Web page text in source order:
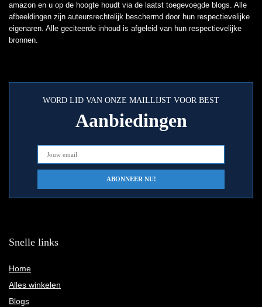
amazon en u op de hoogte houdt via de laatst toegevoegde blogs. Alle
afbeeldingen zijn auteursrechtelijk beschermd door hun respectievelijke
eigenaren. Alle geciteerde inhoud is afgeleid van hun respectievelijke
bronnen.
WORD LID VAN ONZE MAILLIJST VOOR BEST
Aanbiedingen
Snelle links
Home
Alles winkelen
Blogs